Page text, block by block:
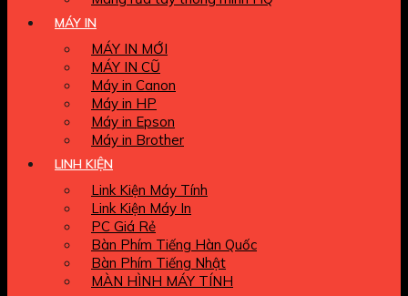
MÁY IN
MÁY IN MỚI
MÁY IN CŨ
Máy in Canon
Máy in HP
Máy in Epson
Máy in Brother
LINH KIỆN
Link Kiện Máy Tính
Link Kiện Máy In
PC Giá Rẻ
Bàn Phím Tiếng Hàn Quốc
Bàn Phím Tiếng Nhật
MÀN HÌNH MÁY TÍNH